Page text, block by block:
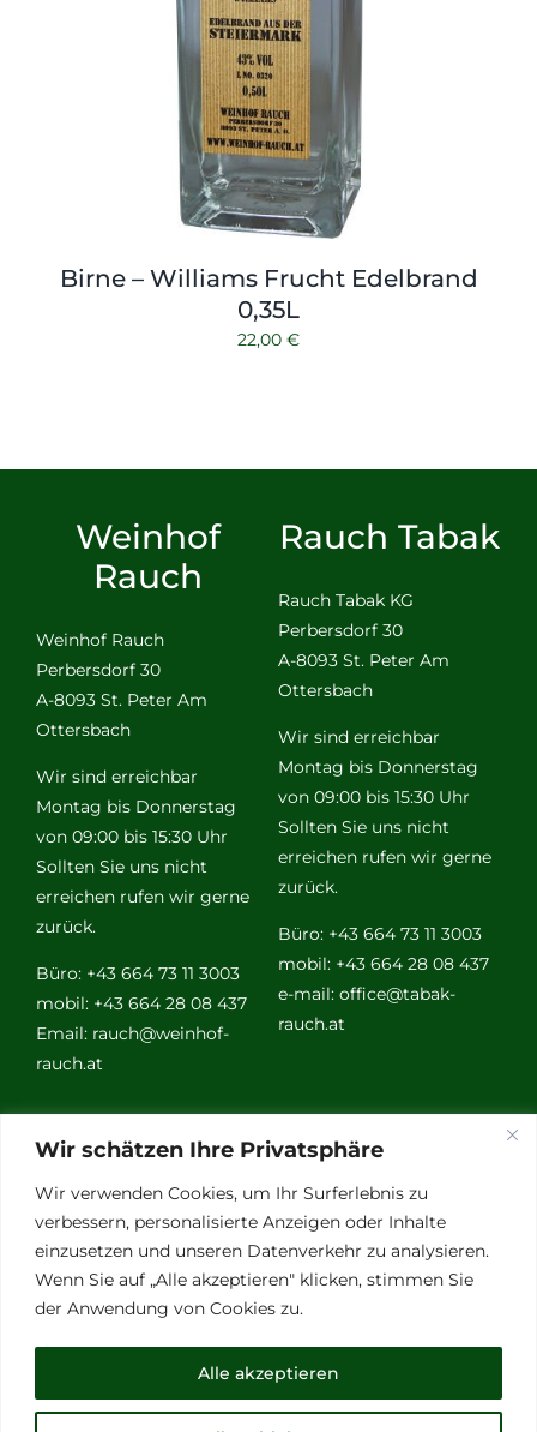
Wir schätzen Ihre Privatsphäre
Wir verwenden Cookies, um Ihr Surferlebnis zu
verbessern, personalisierte Anzeigen oder Inhalte
einzusetzen und unseren Datenverkehr zu analysieren.
Wenn Sie auf „Alle akzeptieren" klicken, stimmen Sie
der Anwendung von Cookies zu.
Alle akzeptieren
Birne – Williams Frucht Edelbrand
0,35L
22,00 €
Weinhof
Rauch
Weinhof Rauch
Perbersdorf 30
A-8093 St. Peter Am
Ottersbach
Wir sind erreichbar
Montag bis Donnerstag
von 09:00 bis 15:30 Uhr
Sollten Sie uns nicht
erreichen rufen wir gerne
zurück.
Büro: +43 664 73 11 3003
mobil: +43 664 28 08 437
Email: rauch@weinhof-
rauch.at
Rauch Tabak
Rauch Tabak KG
Perbersdorf 30
A-8093 St. Peter Am
Ottersbach
Wir sind erreichbar
Montag bis Donnerstag
von 09:00 bis 15:30 Uhr
Sollten Sie uns nicht
erreichen rufen wir gerne
zurück.
Büro: +43 664 73 11 3003
mobil: +43 664 28 08 437
e-mail: office@tabak-
rauch.at
Weitere
Links
Vino Vitalis
Ottersbachtal
Partnerbetriebe
Links für Weinkenner
Presse